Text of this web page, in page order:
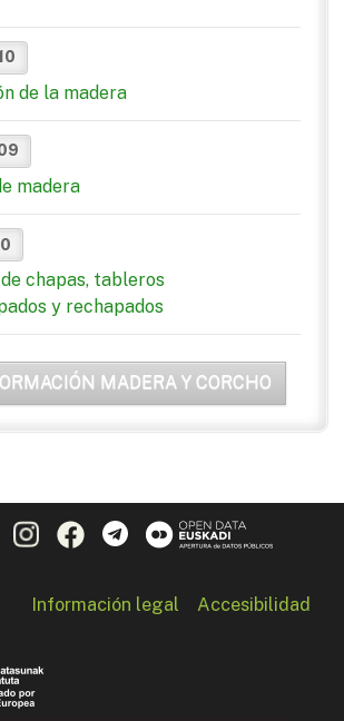
de la madera
madera
chapas, tableros
y rechapados
MADERA Y CORCHO
Información legal Accesibilidad